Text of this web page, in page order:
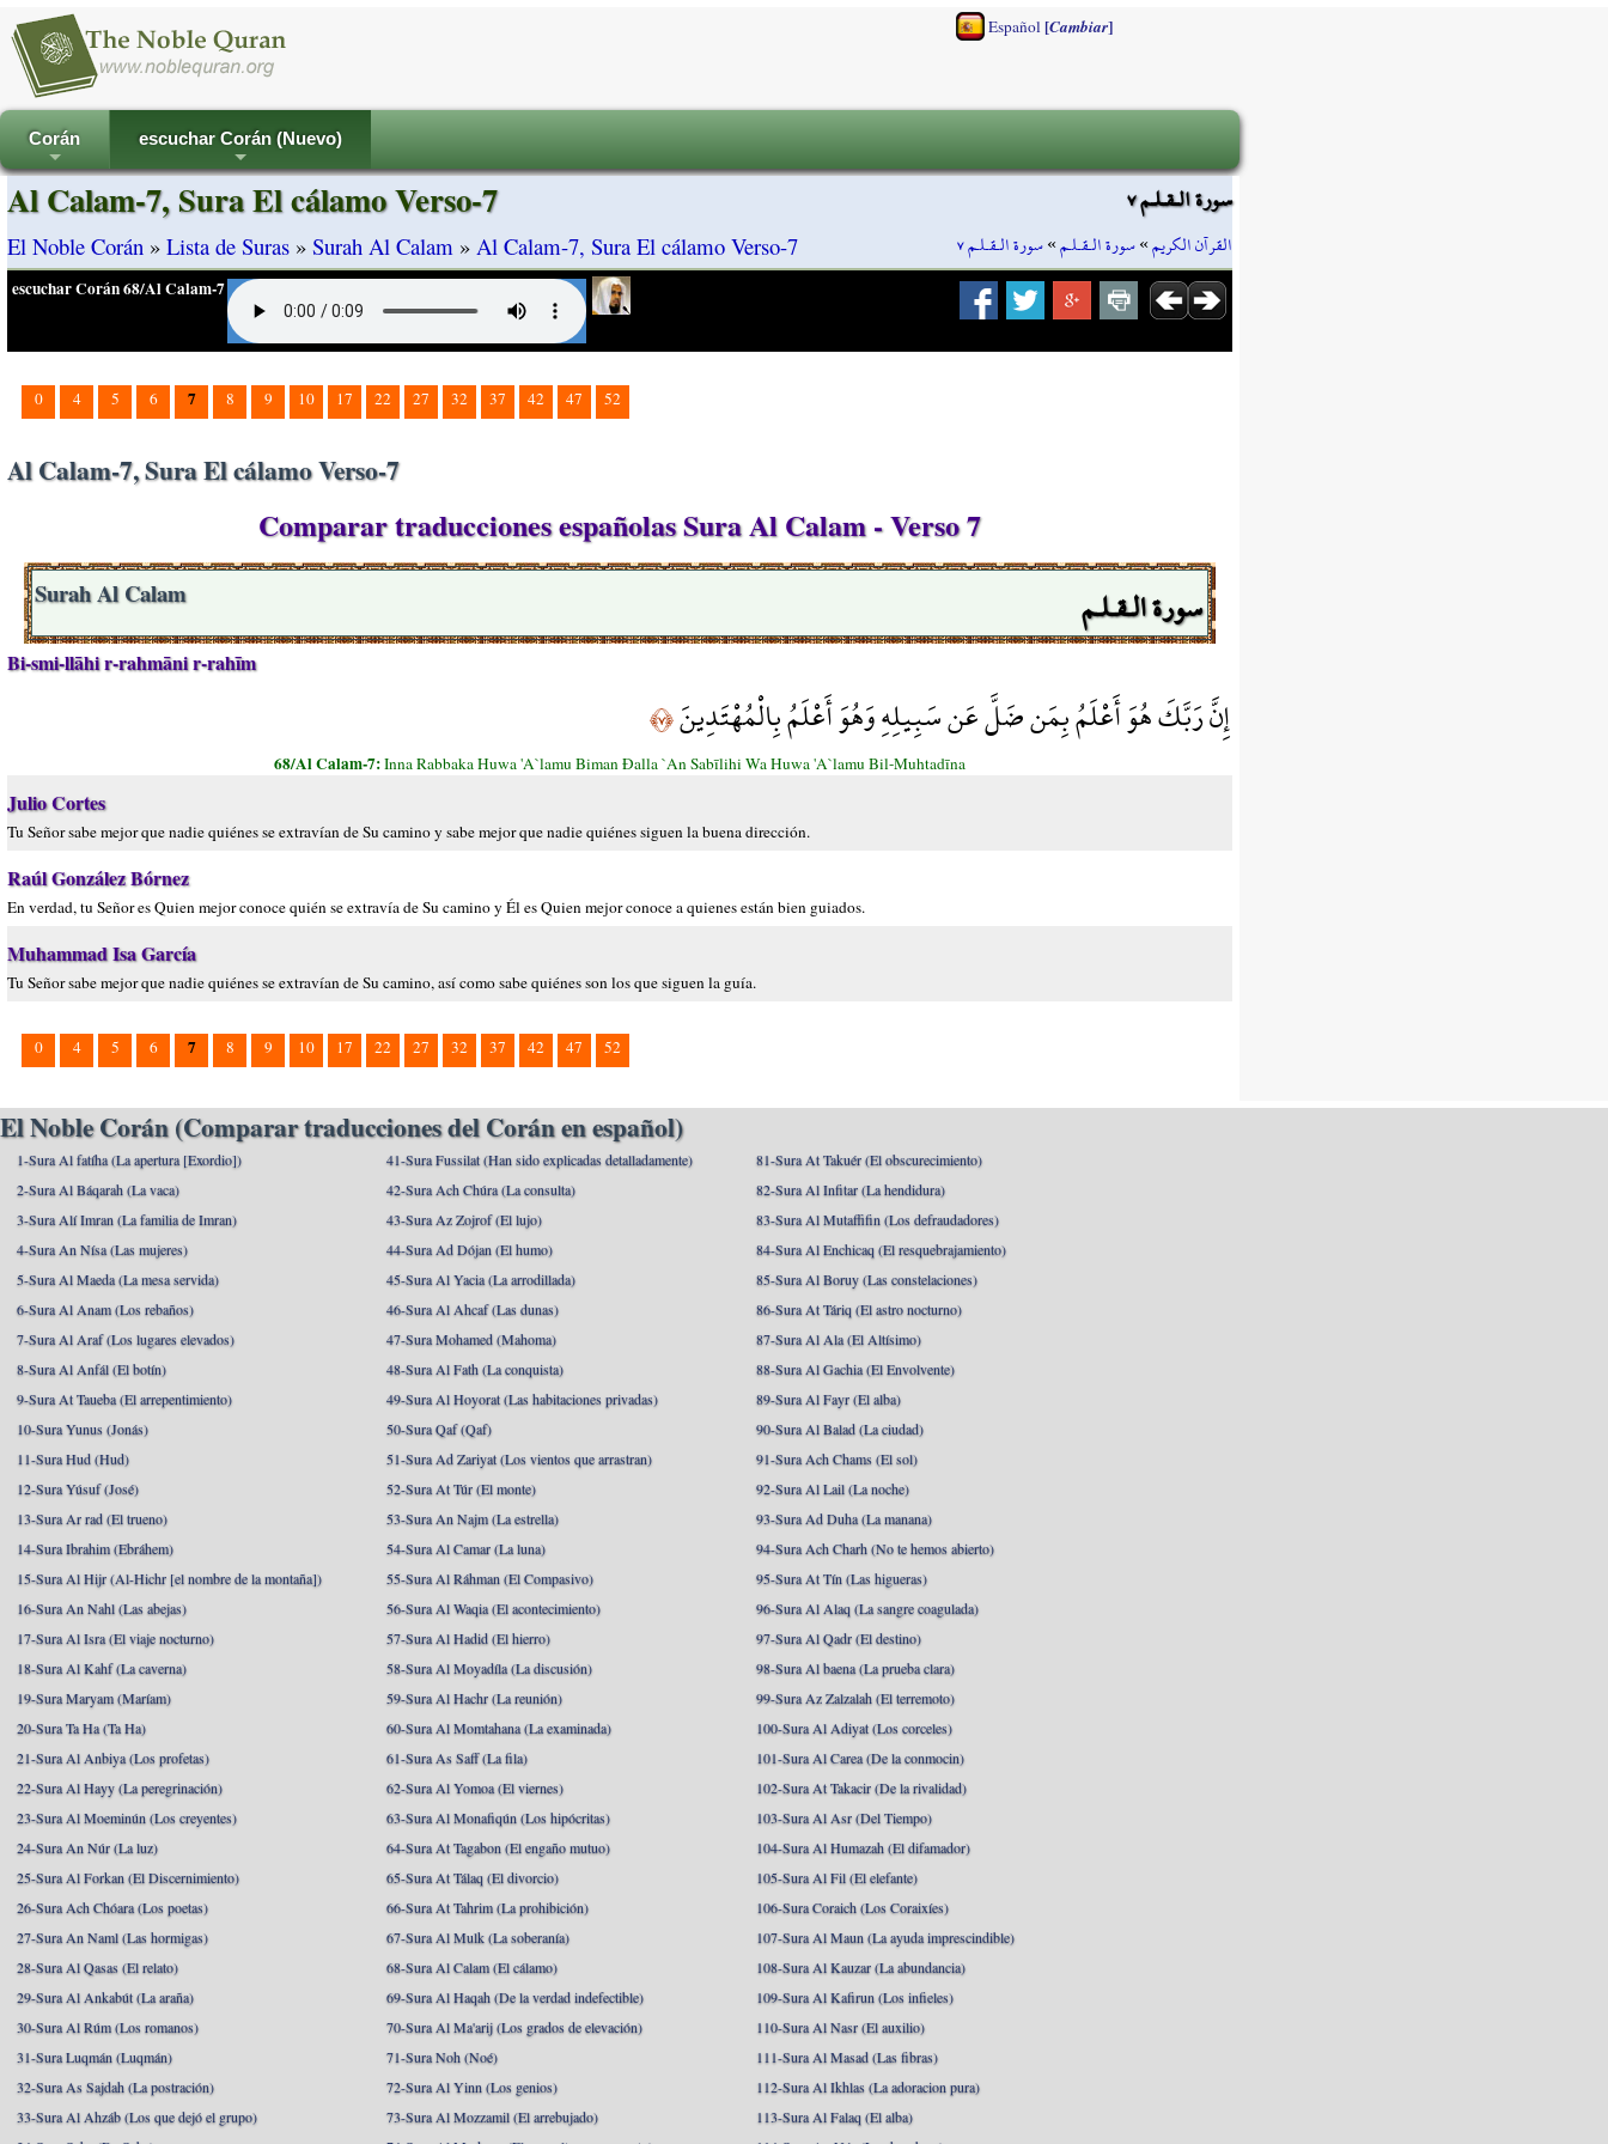
Español [Cambiar]
+
Corán
+
escuchar Corán (Nuevo)
سورة الـقـلـم ٧
القرآن الكريم»سورة الـقـلـم»سورة الـقـلـم ٧
Al Calam-7, Sura El cálamo Verso-7
El Noble Corán » Lista de Suras » Surah Al Calam » Al Calam-7, Sura El cálamo Verso-7
escuchar Corán 68/Al Calam-7
0 4 5 6 7 8 9 10 17 22 27 32 37 42 47 52
Al Calam-7, Sura El cálamo Verso-7
Comparar traducciones españolas Sura Al Calam - Verso 7
سورة الـقـلـم Surah Al Calam
Bi-smi-llāhi r-rahmāni r-rahīm
إِنَّ رَبَّكَ هُوَ أَعْلَمُ بِمَن ضَلَّ عَن سَبِيلِهِ وَهُوَ أَعْلَمُ بِالْمُهْتَدِينَ﴿٧﴾
68/Al Calam-7:Inna Rabbaka Huwa 'A`lamu Biman Đalla `An Sabīlihi Wa Huwa 'A`lamu Bil-Muhtadīna
Julio Cortes
Tu Señor sabe mejor que nadie quiénes se extravían de Su camino y sabe mejor que nadie quiénes siguen la buena dirección.
Raúl González Bórnez
En verdad, tu Señor es Quien mejor conoce quién se extravía de Su camino y Él es Quien mejor conoce a quienes están bien guiados.
Muhammad Isa García
Tu Señor sabe mejor que nadie quiénes se extravían de Su camino, así como sabe quiénes son los que siguen la guía.
0 4 5 6 7 8 9 10 17 22 27 32 37 42 47 52
El Noble Corán (Comparar traducciones del Corán en español)
1-Sura Al fatíha (La apertura [Exordio])
2-Sura Al Báqarah (La vaca)
3-Sura Alí Imran (La familia de Imran)
4-Sura An Nísa (Las mujeres)
5-Sura Al Maeda (La mesa servida)
6-Sura Al Anam (Los rebaños)
7-Sura Al Araf (Los lugares elevados)
8-Sura Al Anfál (El botín)
9-Sura At Taueba (El arrepentimiento)
10-Sura Yunus (Jonás)
11-Sura Hud (Hud)
12-Sura Yúsuf (José)
13-Sura Ar rad (El trueno)
14-Sura Ibrahim (Ebráhem)
15-Sura Al Hijr (Al-Hichr [el nombre de la montaña])
16-Sura An Nahl (Las abejas)
17-Sura Al Isra (El viaje nocturno)
18-Sura Al Kahf (La caverna)
19-Sura Maryam (Maríam)
20-Sura Ta Ha (Ta Ha)
21-Sura Al Anbiya (Los profetas)
22-Sura Al Hayy (La peregrinación)
23-Sura Al Moeminún (Los creyentes)
24-Sura An Núr (La luz)
25-Sura Al Forkan (El Discernimiento)
26-Sura Ach Chóara (Los poetas)
27-Sura An Naml (Las hormigas)
28-Sura Al Qasas (El relato)
29-Sura Al Ankabút (La araña)
30-Sura Al Rúm (Los romanos)
31-Sura Luqmán (Luqmán)
32-Sura As Sajdah (La postración)
33-Sura Al Ahzáb (Los que dejó el grupo)
41-Sura Fussilat (Han sido explicadas detalladamente)
42-Sura Ach Chúra (La consulta)
43-Sura Az Zojrof (El lujo)
44-Sura Ad Dójan (El humo)
45-Sura Al Yacia (La arrodillada)
46-Sura Al Ahcaf (Las dunas)
47-Sura Mohamed (Mahoma)
48-Sura Al Fath (La conquista)
49-Sura Al Hoyorat (Las habitaciones privadas)
50-Sura Qaf (Qaf)
51-Sura Ad Zariyat (Los vientos que arrastran)
52-Sura At Túr (El monte)
53-Sura An Najm (La estrella)
54-Sura Al Camar (La luna)
55-Sura Al Ráhman (El Compasivo)
56-Sura Al Waqia (El acontecimiento)
57-Sura Al Hadid (El hierro)
58-Sura Al Moyadíla (La discusión)
59-Sura Al Hachr (La reunión)
60-Sura Al Momtahana (La examinada)
61-Sura As Saff (La fila)
62-Sura Al Yomoa (El viernes)
63-Sura Al Monafiqún (Los hipócritas)
64-Sura At Tagabon (El engaño mutuo)
65-Sura At Tálaq (El divorcio)
66-Sura At Tahrim (La prohibición)
67-Sura Al Mulk (La soberanía)
68-Sura Al Calam (El cálamo)
69-Sura Al Haqah (De la verdad indefectible)
70-Sura Al Ma'arij (Los grados de elevación)
71-Sura Noh (Noé)
72-Sura Al Yinn (Los genios)
73-Sura Al Mozzamil (El arrebujado)
81-Sura At Takuér (El obscurecimiento)
82-Sura Al Infitar (La hendidura)
83-Sura Al Mutaffifin (Los defraudadores)
84-Sura Al Enchicaq (El resquebrajamiento)
85-Sura Al Boruy (Las constelaciones)
86-Sura At Táriq (El astro nocturno)
87-Sura Al Ala (El Altísimo)
88-Sura Al Gachia (El Envolvente)
89-Sura Al Fayr (El alba)
90-Sura Al Balad (La ciudad)
91-Sura Ach Chams (El sol)
92-Sura Al Lail (La noche)
93-Sura Ad Duha (La manana)
94-Sura Ach Charh (No te hemos abierto)
95-Sura At Tín (Las higueras)
96-Sura Al Alaq (La sangre coagulada)
97-Sura Al Qadr (El destino)
98-Sura Al baena (La prueba clara)
99-Sura Az Zalzalah (El terremoto)
100-Sura Al Adiyat (Los corceles)
101-Sura Al Carea (De la conmocin)
102-Sura At Takacir (De la rivalidad)
103-Sura Al Asr (Del Tiempo)
104-Sura Al Humazah (El difamador)
105-Sura Al Fil (El elefante)
106-Sura Coraich (Los Coraixíes)
107-Sura Al Maun (La ayuda imprescindible)
108-Sura Al Kauzar (La abundancia)
109-Sura Al Kafirun (Los infieles)
110-Sura Al Nasr (El auxilio)
111-Sura Al Masad (Las fibras)
112-Sura Al Ikhlas (La adoracion pura)
113-Sura Al Falaq (El alba)